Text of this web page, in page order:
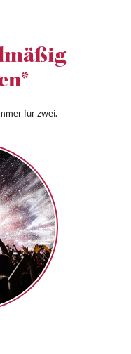
für zwei.